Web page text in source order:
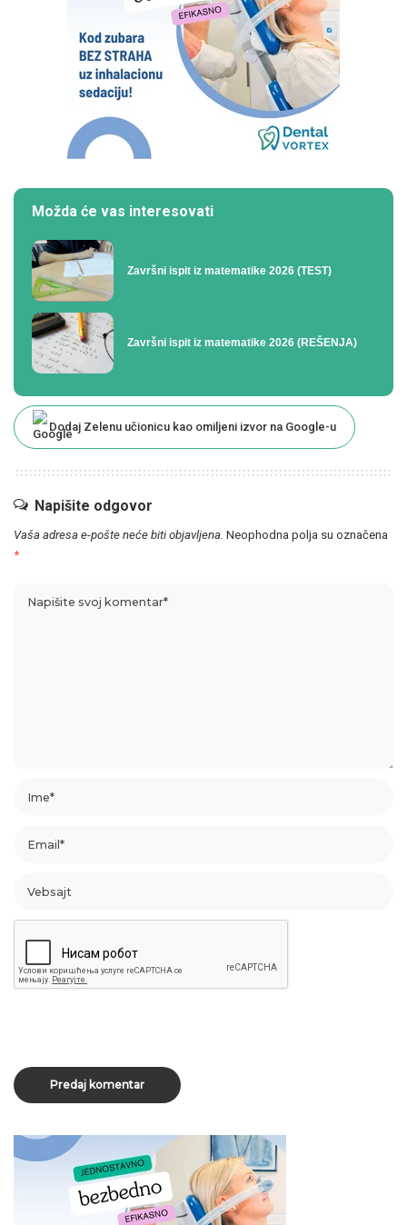
Možda će vas interesovati
Završni ispit iz matematike 2026 (TEST)
Završni ispit iz matematike 2026 (REŠENJA)
Dodaj Zelenu učionicu kao omiljeni izvor na Google-u
Napišite odgovor
Vaša adresa e-pošte neće biti objavljena. Neophodna polja su označena
*